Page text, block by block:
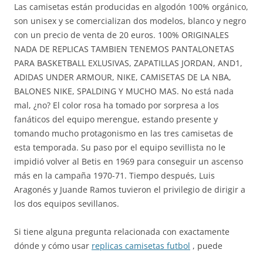
Las camisetas están producidas en algodón 100% orgánico,
son unisex y se comercializan dos modelos, blanco y negro
con un precio de venta de 20 euros. 100% ORIGINALES
NADA DE REPLICAS TAMBIEN TENEMOS PANTALONETAS
PARA BASKETBALL EXLUSIVAS, ZAPATILLAS JORDAN, AND1,
ADIDAS UNDER ARMOUR, NIKE, CAMISETAS DE LA NBA,
BALONES NIKE, SPALDING Y MUCHO MAS. No está nada
mal, ¿no? El color rosa ha tomado por sorpresa a los
fanáticos del equipo merengue, estando presente y
tomando mucho protagonismo en las tres camisetas de
esta temporada. Su paso por el equipo sevillista no le
impidió volver al Betis en 1969 para conseguir un ascenso
más en la campaña 1970-71. Tiempo después, Luis
Aragonés y Juande Ramos tuvieron el privilegio de dirigir a
los dos equipos sevillanos.
Si tiene alguna pregunta relacionada con exactamente
dónde y cómo usar replicas camisetas futbol , puede